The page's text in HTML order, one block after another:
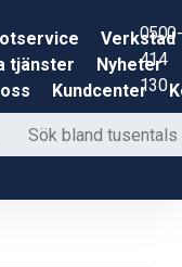
Verkstad
tjänster
Nyheter
Kundcenter
0500-
414
130